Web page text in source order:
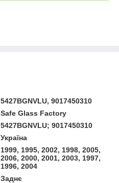
5427BGNVLU, 9017450310
Safe Glass Factory
5427BGNVLU; 9017450310
Україна
1999, 1995, 2002, 1998, 2005,
2006, 2000, 2001, 2003, 1997,
1996, 2004
Заднє